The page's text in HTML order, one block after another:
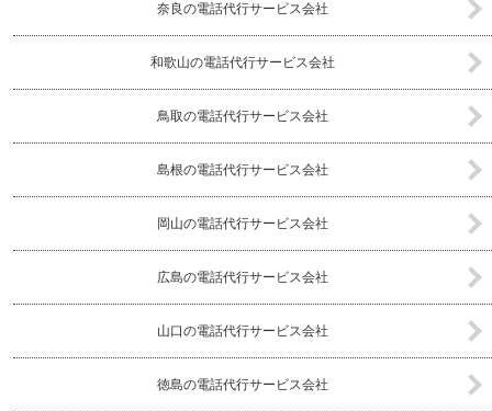
奈良の電話代行サービス会社
和歌山の電話代行サービス会社
鳥取の電話代行サービス会社
島根の電話代行サービス会社
岡山の電話代行サービス会社
広島の電話代行サービス会社
山口の電話代行サービス会社
徳島の電話代行サービス会社